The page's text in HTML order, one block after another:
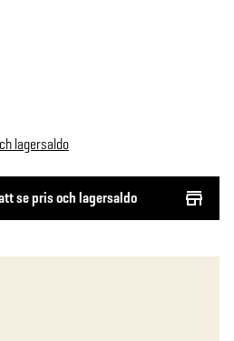
se pris och lagersaldo
lagersaldo